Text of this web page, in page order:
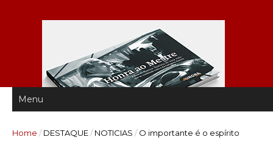
Home / DESTAQUE/ NOTICIAS / O importante é o espírito